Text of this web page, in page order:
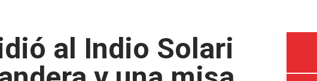
al Indio Solari